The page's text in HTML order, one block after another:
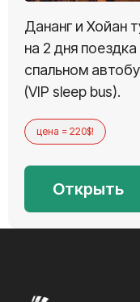
Дананг и Хойан
на 2 дня поездка
спальном
(VIP sleep bus).
цена = 220$!
Открыть